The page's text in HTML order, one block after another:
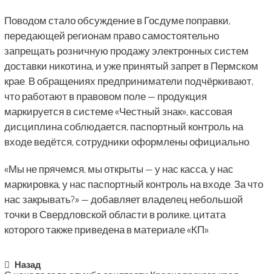
Поводом стало обсуждение в Госдуме поправки,
передающей регионам право самостоятельно
запрещать розничную продажу электронных систем
доставки никотина, и уже принятый запрет в Пермском
крае. В обращениях предприниматели подчёркивают,
что работают в правовом поле — продукция
маркируется в системе «Честный знак», кассовая
дисциплина соблюдается, паспортный контроль на
входе ведётся, сотрудники оформлены официально.
«Мы не прячемся, мы открыты — у нас касса, у нас
маркировка, у нас паспортный контроль на входе. За что
нас закрывать?» — добавляет владелец небольшой
точки в Свердловской области в ролике, цитата
которого также приведена в материале «КП».
Post
Назад